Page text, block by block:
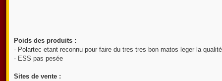
Poids des produits :
- Polartec etant reconnu pour faire du tres tres bon matos leger la
- ESS pas pesée
Sites de vente :